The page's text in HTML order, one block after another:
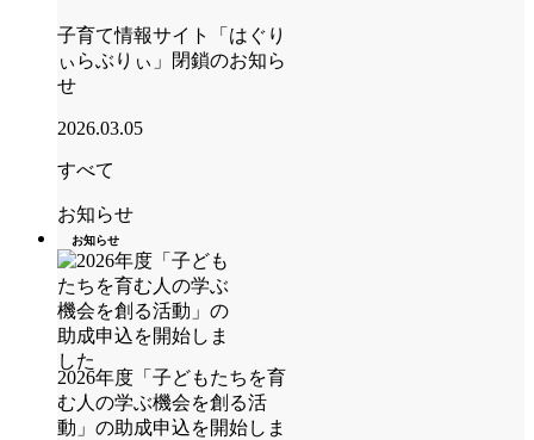
子育て情報サイト「はぐり
ぃらぶりぃ」閉鎖のお知ら
せ
2026.03.05
すべて
お知らせ
お知らせ
2026年度「子どもたちを育
む人の学ぶ機会を創る活
動」の助成申込を開始しま